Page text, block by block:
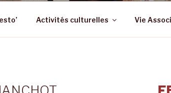
Activités culturelles Vie